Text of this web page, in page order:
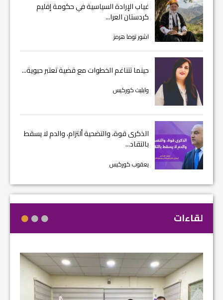
غياب الإرادة السياسية في حكومة إقليم
كردستان العرا...
اشور توما هرمز
حينما تتناغم الخطوات مع قضية تعتبر حيوية...
وايليت كوركيس
الذكرى قوة، والتضحية ألتزام، والدم لا يسقط
بالتقاد...
يعقوب كوركيس
لقاءات